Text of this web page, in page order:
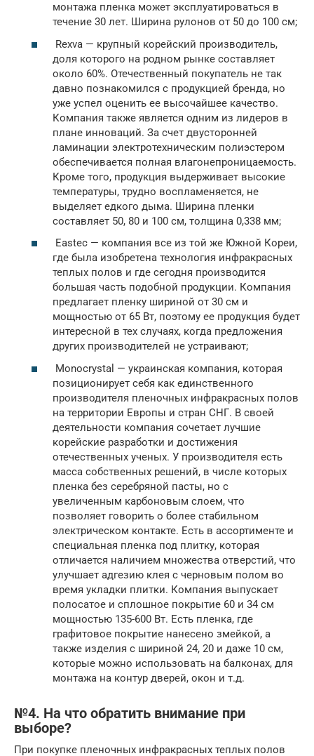
монтажа пленка может эксплуатироваться в
течение 30 лет. Ширина рулонов от 50 до 100 см;
Rexva — крупный корейский производитель,
доля которого на родном рынке составляет
около 60%. Отечественный покупатель не так
давно познакомился с продукцией бренда, но
уже успел оценить ее высочайшее качество.
Компания также является одним из лидеров в
плане инноваций. За счет двусторонней
ламинации электротехническим полиэстером
обеспечивается полная влагонепроницаемость.
Кроме того, продукция выдерживает высокие
температуры, трудно воспламеняется, не
выделяет едкого дыма. Ширина пленки
составляет 50, 80 и 100 см, толщина 0,338 мм;
Eastec — компания все из той же Южной Кореи,
где была изобретена технология инфракрасных
теплых полов и где сегодня производится
большая часть подобной продукции. Компания
предлагает пленку шириной от 30 см и
мощностью от 65 Вт, поэтому ее продукция будет
интересной в тех случаях, когда предложения
других производителей не устраивают;
Monocrystal — украинская компания, которая
позиционирует себя как единственного
производителя пленочных инфракрасных полов
на территории Европы и стран СНГ. В своей
деятельности компания сочетает лучшие
корейские разработки и достижения
отечественных ученых. У производителя есть
масса собственных решений, в числе которых
пленка без серебряной пасты, но с
увеличенным карбоновым слоем, что
позволяет говорить о более стабильном
электрическом контакте. Есть в ассортименте и
специальная пленка под плитку, которая
отличается наличием множества отверстий, что
улучшает адгезию клея с черновым полом во
время укладки плитки. Компания выпускает
полосатое и сплошное покрытие 60 и 34 см
мощностью 135-600 Вт. Есть пленка, где
графитовое покрытие нанесено змейкой, а
также изделия с шириной 24, 20 и даже 10 см,
которые можно использовать на балконах, для
монтажа на контур дверей, окон и т.д.
№4. На что обратить внимание при
выборе?
При покупке пленочных инфракрасных теплых полов